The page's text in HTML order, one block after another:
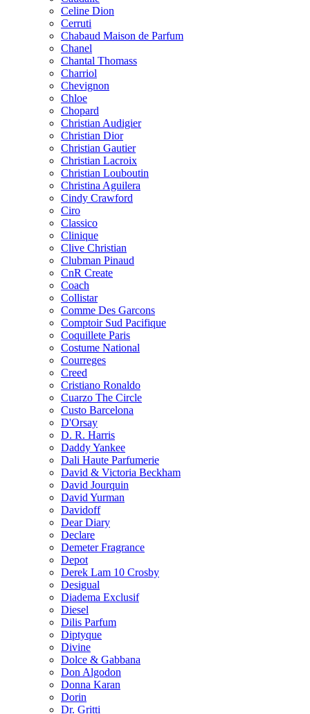
Celine Dion
Cerruti
Chabaud Maison de Parfum
Chanel
Chantal Thomass
Charriol
Chevignon
Chloe
Chopard
Christian Audigier
Christian Dior
Christian Gautier
Christian Lacroix
Christian Louboutin
Christina Aguilera
Cindy Crawford
Ciro
Classico
Clinique
Clive Christian
Clubman Pinaud
CnR Create
Coach
Collistar
Comme Des Garcons
Comptoir Sud Pacifique
Coquillete Paris
Costume National
Courreges
Creed
Cristiano Ronaldo
Cuarzo The Circle
Custo Barcelona
D'Orsay
D. R. Harris
Daddy Yankee
Dali Haute Parfumerie
David & Victoria Beckham
David Jourquin
David Yurman
Davidoff
Dear Diary
Declare
Demeter Fragrance
Depot
Derek Lam 10 Crosby
Desigual
Diadema Exclusif
Diesel
Dilis Parfum
Diptyque
Divine
Dolce & Gabbana
Don Algodon
Donna Karan
Dorin
Dr. Gritti